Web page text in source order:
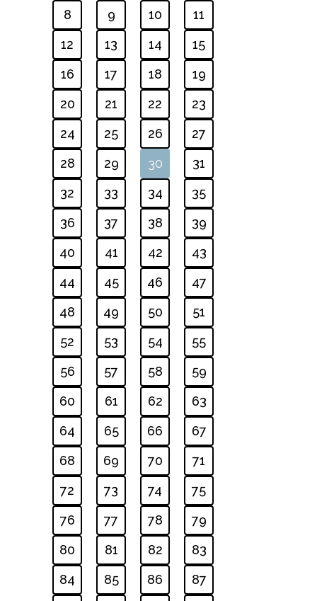
8
9 10
11
12
13 14
15
16
17 18
19
20
21 22
23
24
25 26
27
28
29 30
31
32
33 34
35
36
37 38
39
40
41 42
43
44
45 46
47
48
49 50
51
52
53 54
55
56
57 58
59
60
61 62
63
64
65 66
67
68
69 70
71
72
73 74
75
76
77 78
79
80
81 82
83
84
85 86
87